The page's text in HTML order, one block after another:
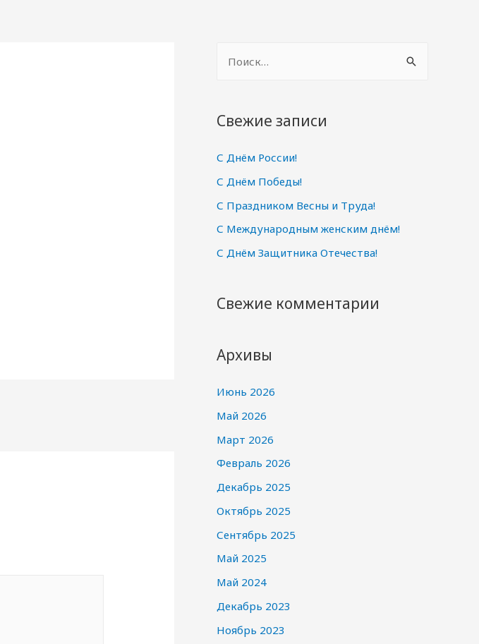
т
:
Свежие записи
С Днём России!
С Днём Победы!
С Праздником Весны и Труда!
С Международным женским днём!
С Днём Защитника Отечества!
Свежие комментарии
Архивы
Июнь 2026
Май 2026
Март 2026
Февраль 2026
Декабрь 2025
Октябрь 2025
Сентябрь 2025
Май 2025
Май 2024
Декабрь 2023
Ноябрь 2023